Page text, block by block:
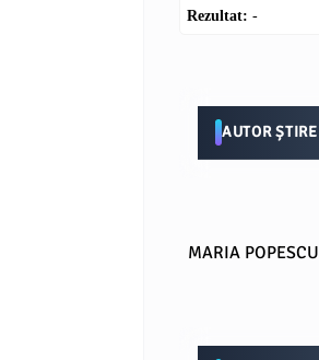
Rezultat: -
AUTOR ȘTIRE
MARIA POPESCU